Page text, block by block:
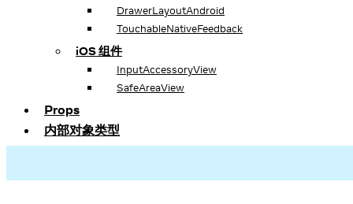
DrawerLayoutAndroid
TouchableNativeFeedback
iOS 组件
InputAccessoryView
SafeAreaView
Props
内部对象类型